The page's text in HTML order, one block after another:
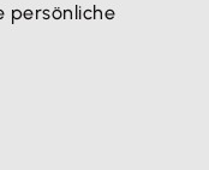
persönliche